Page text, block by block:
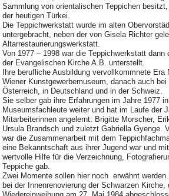
Sammlung von orientalischen Teppichen
der heutigen Türkei.
Die Teppichwerkstatt wurde im alten
untergebracht, neben der von Gisela Richter
Altarrestaurierungswerkstatt.
Von 1977 – 1998 war die Teppichwerkstatt dann
der Evangelischen Kirche A.B. unterstellt.
Ihre berufliche Ausbildung vervollkommnete
Wiener Kunstgewerbemuseum, danach auch
Österreich, in Deutschland und in der Schweiz.
Sie selber gab ihre Erfahrungen im Jahre 1977
Museumsfachleute weiter und hat im Laufe der
Mitarbeiterinnen angelernt: Brigitte Morscher,
Ursula Brandsch und zuletzt Gabriella Gyenge.
war die Zusammenarbeit mit dem
eine Bekanntschaft aus ihrer Jugend war und
wertvolle Hilfe für die Verzeichnung,
Teppiche gab.
Zwei Momente sollen hier noch erwähnt
bei der Innenrenovierung der Schwarzen Kirche,